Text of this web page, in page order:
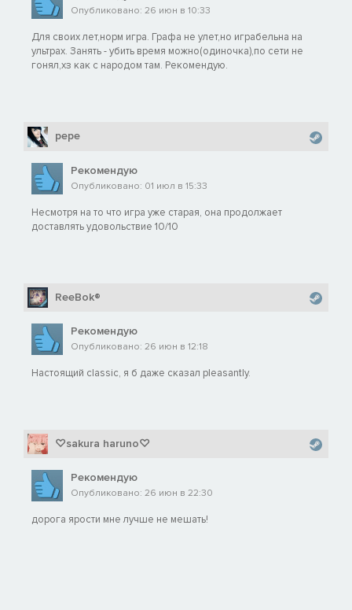
Опубликовано: 26 июн в 10:33
Для своих лет,норм игра. Графа не улет,но играбельна на
ультрах. Занять - убить время можно(одиночка),по сети не
гонял,хз как с народом там. Рекомендую.
pepe
Рекомендую
Опубликовано: 01 июл в 15:33
Несмотря на то что игра уже старая, она продолжает
доставлять удовольствие 10/10
ReeBok®
Рекомендую
Опубликовано: 26 июн в 12:18
Настоящий classic, я б даже сказал pleasantly.
♡sakura haruno♡
Рекомендую
Опубликовано: 26 июн в 22:30
дорога ярости мне лучше не мешать!